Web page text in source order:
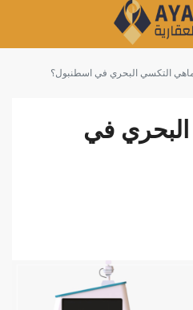
التكسي البحري في اسطنبول؟
في